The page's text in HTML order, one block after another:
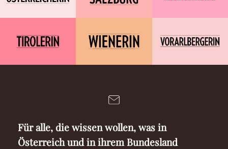
Für alle, die wissen wollen, was in
Österreich und in ihrem Bundesland